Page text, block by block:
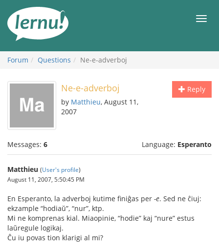
the
content
Forum Questions Ne-e-adverboj
Reply
Ne-e-adverboj
by Matthieu, August 11,
2007
Messages: 6 Language: Esperanto
Matthieu (User's profile)
August 11, 2007, 5:50:45 PM
En Esperanto, la adverboj kutime finiĝas per -e. Sed ne ĉiuj:
ekzample “hodiaŭ”, “nur”, ktp.
Mi ne komprenas kial. Miaopinie, “hodie” kaj “nure” estus
laŭregule logikaj.
Ĉu iu povas tion klarigi al mi?